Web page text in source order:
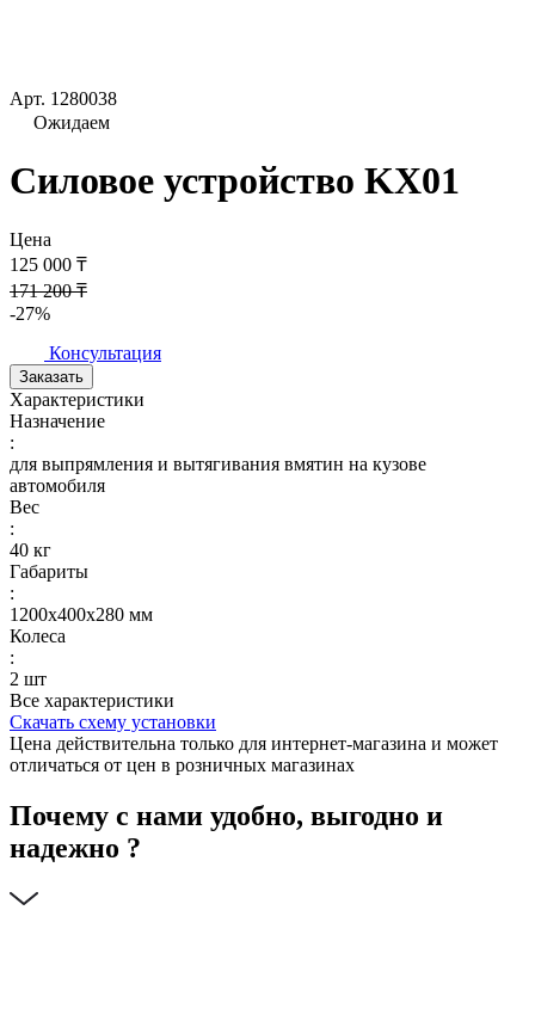
Арт. 1280038
Ожидаем
Силовое устройство KX01
Цена
125 000 ₸
171 200 ₸
-27%
Консультация
Заказать
Характеристики
Назначение
:
для выпрямления и вытягивания вмятин на кузове
автомобиля
Вес
:
40 кг
Габариты
:
1200x400x280 мм
Колеса
:
2 шт
Все характеристики
Скачать схему установки
Цена действительна только для интернет-магазина и может
отличаться от цен в розничных магазинах
Почему с нами удобно, выгодно и
надежно ?